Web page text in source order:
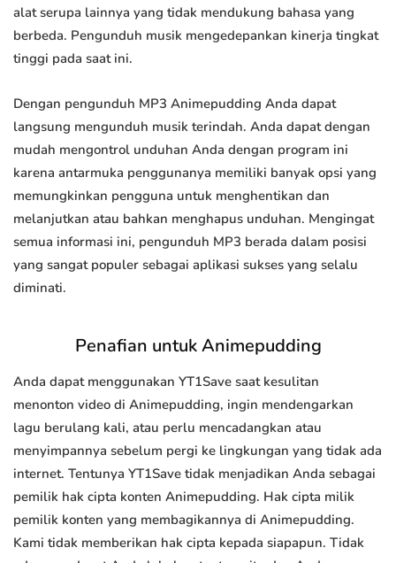
alat serupa lainnya yang tidak mendukung bahasa yang
berbeda. Pengunduh musik mengedepankan kinerja tingkat
tinggi pada saat ini.
Dengan pengunduh MP3 Animepudding Anda dapat
langsung mengunduh musik terindah. Anda dapat dengan
mudah mengontrol unduhan Anda dengan program ini
karena antarmuka penggunanya memiliki banyak opsi yang
memungkinkan pengguna untuk menghentikan dan
melanjutkan atau bahkan menghapus unduhan. Mengingat
semua informasi ini, pengunduh MP3 berada dalam posisi
yang sangat populer sebagai aplikasi sukses yang selalu
diminati.
Penafian untuk Animepudding
Anda dapat menggunakan YT1Save saat kesulitan
menonton video di Animepudding, ingin mendengarkan
lagu berulang kali, atau perlu mencadangkan atau
menyimpannya sebelum pergi ke lingkungan yang tidak ada
internet. Tentunya YT1Save tidak menjadikan Anda sebagai
pemilik hak cipta konten Animepudding. Hak cipta milik
pemilik konten yang membagikannya di Animepudding.
Kami tidak memberikan hak cipta kepada siapapun. Tidak